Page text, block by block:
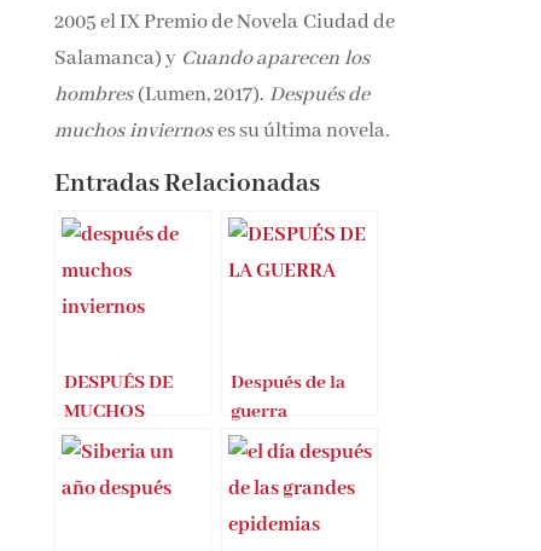
2005 el IX Premio de Novela Ciudad de
Salamanca) y Cuando aparecen los
hombres(Lumen, 2017). Después de
muchos inviernoses su última novela.
Entradas Relacionadas
DESPUÉS DE
MUCHOS
INVIERNOS –
IZAGUIRRE
Después de la
guerra